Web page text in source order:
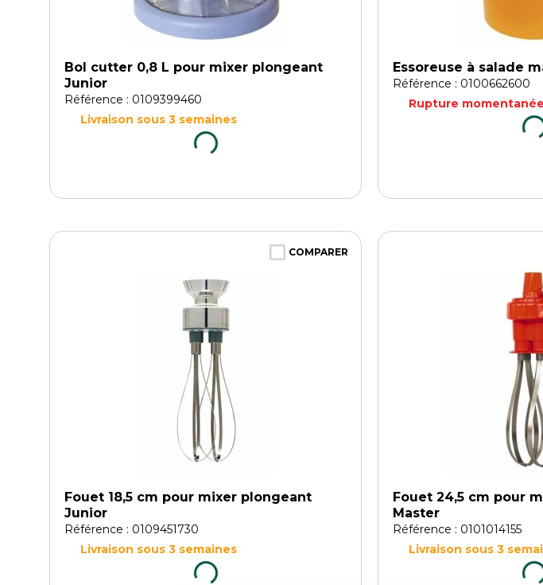
Bol cutter 0,8 L pour mixer plongeant
Junior
Référence : 0109399460
Livraison sous 3 semaines
Essoreuse à salade
Référence : 0100662600
Rupture momentanée
Fouet 18,5 cm pour mixer plongeant
Junior
Référence : 0109451730
Livraison sous 3 semaines
COMPARER
Fouet 24,5 cm pour
Master
Référence : 0101014155
Livraison sous 3